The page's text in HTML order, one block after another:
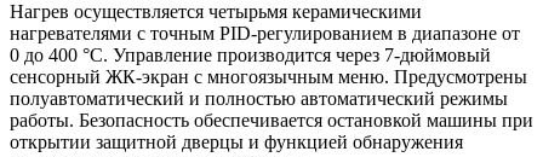
Нагрев осуществляется четырьмя керамическими
нагревателями с точным PID-регулированием в диапазоне от
0 до 400 °C. Управление производится через 7-дюймовый
сенсорный ЖК-экран с многоязычным меню. Предусмотрены
полуавтоматический и полностью автоматический режимы
работы. Безопасность обеспечивается остановкой машины при
открытии защитной дверцы и функцией обнаружения